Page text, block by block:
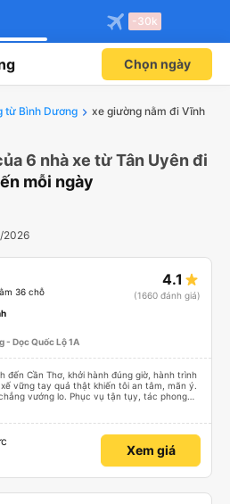
-30k
Chọn ngày
từ Bình Dương
xe giường nằm đi Vĩnh
6 nhà xe từ Tân Uyên đi
mỗi ngày
2026
36 chỗ
4.1
(1660 đánh giá)
- Dọc Quốc Lộ 1A
đến Cần Thơ, khởi hành đúng giờ, hành trình
tôi an tâm, mãn ý.
vướng lo. Phục vụ tận tụy, tác phong
buổi kim tiền vội vã. Xã hội loạn đạo. Xin gửi
Xem giá